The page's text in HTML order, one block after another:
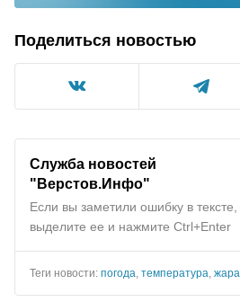
Поделиться новостью
Служба новостей
"Верстов.Инфо"
Если вы заметили ошибку в тексте,
выделите ее и нажмите Ctrl+Enter
Теги новости: погода температура жара